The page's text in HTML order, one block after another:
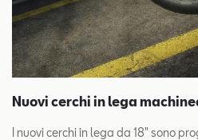
Nuovi cerchi in lega
I nuovi cerchi in lega da 18" sono